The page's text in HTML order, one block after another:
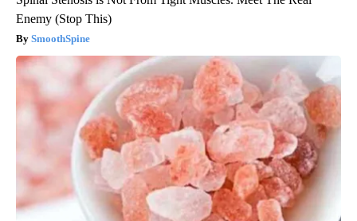
Enemy (Stop This)
SmoothSpine